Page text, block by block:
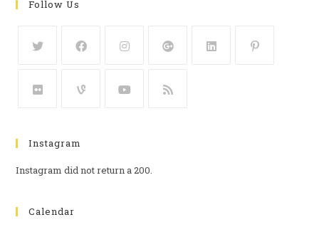
Follow Us
Instagram
Instagram did not return a 200.
Calendar